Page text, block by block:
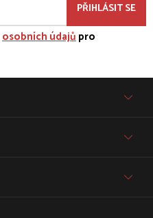
PŘIHLÁSIT SE
osobních údajůpro